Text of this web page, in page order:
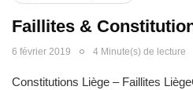
Faillites &
6 février 2019 4 Minute(s) de lecture
Constitutions Liège – Faillites